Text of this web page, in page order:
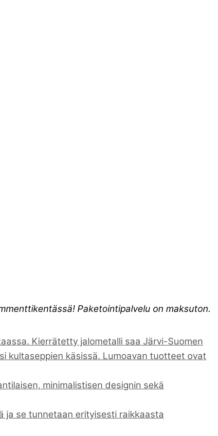
Paketointipalvelu on maksuton.
Kierrätetty jalometalli saa Järvi-Suomen
kultaseppien käsissä. Lumoavan tuotteet ovat
minimalistisen designin sekä
ja se tunnetaan erityisesti raikkaasta